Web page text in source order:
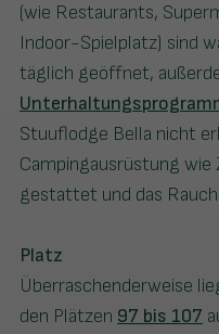
(wie Restaurants,
Indoor-Spielplatz) sind
täglich geöffnet,
Stuuflodge Bella nicht
Campingausrüstung
gestattet und das
Platz
Überraschenderweise
den Plätzen 97 bis 107